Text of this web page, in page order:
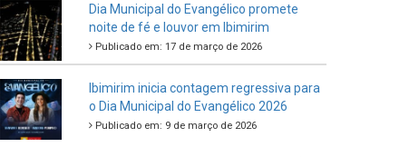
Dia Municipal do Evangélico promete
noite de fé e louvor em Ibimirim
Publicado em: 17 de março de 2026
Ibimirim inicia contagem regressiva para
o Dia Municipal do Evangélico 2026
Publicado em: 9 de março de 2026